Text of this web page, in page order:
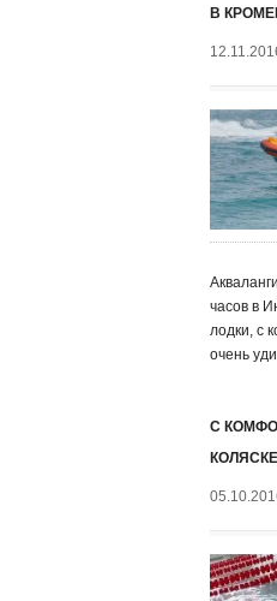
В
часов в
лодки, с
очень
С
КОЛЯСКЕ